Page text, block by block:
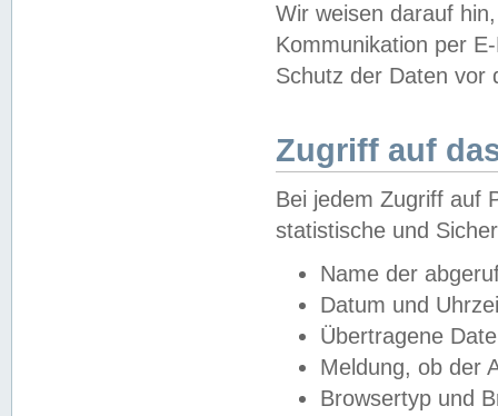
Wir weisen darauf
Kommunikation per
Schutz der Daten vor
Zugriff auf
Bei jedem Zugriff auf
statistische und
Name der
Datum und
Übertragene
Meldung, ob der
Browsertyp und